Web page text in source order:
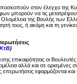
στον έλεγχο της
μπορούν να τις
Ολομέλεια της Βουλής των
τους, ή ακόμη και τη
)
επικαιρότητας οι
αλλά και σε ορισμένες
επερωτήσεις εφαρμόζονται